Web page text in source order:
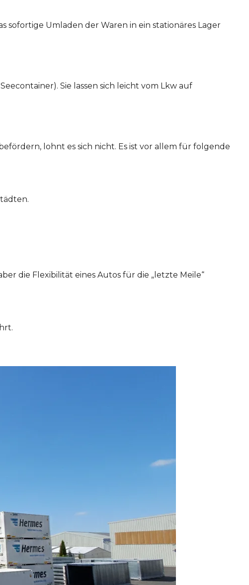
sofortige Umladen der Waren in ein stationäres Lager
Sie lassen sich leicht vom Lkw auf
lohnt es sich nicht. Es ist vor allem für folgende
die Flexibilität eines Autos für die „letzte Meile“